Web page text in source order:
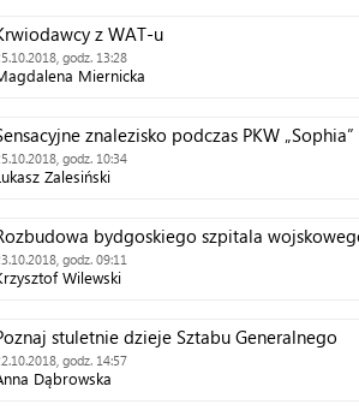
z WAT-u
godz. 13:28
Miernicka
znalezisko podczas PKW „Sophia”
godz. 10:34
Zalesiński
bydgoskiego szpitala
godz. 09:11
Wilewski
stuletnie dzieje Sztabu Generalnego
godz. 14:57
Dąbrowska